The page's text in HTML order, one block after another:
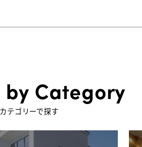
by Category
カテゴリーで探す